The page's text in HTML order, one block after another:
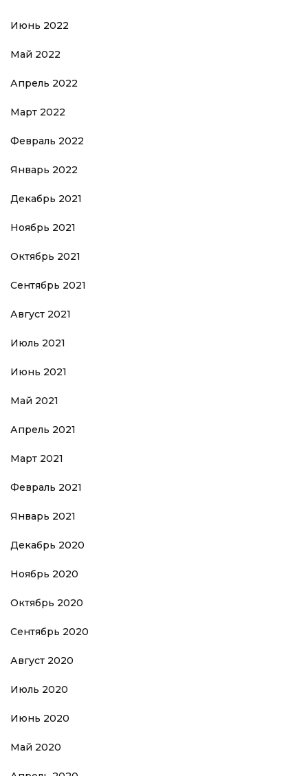
Июнь 2022
Май 2022
Апрель 2022
Март 2022
Февраль 2022
Январь 2022
Декабрь 2021
Ноябрь 2021
Октябрь 2021
Сентябрь 2021
Август 2021
Июль 2021
Июнь 2021
Май 2021
Апрель 2021
Март 2021
Февраль 2021
Январь 2021
Декабрь 2020
Ноябрь 2020
Октябрь 2020
Сентябрь 2020
Август 2020
Июль 2020
Июнь 2020
Май 2020